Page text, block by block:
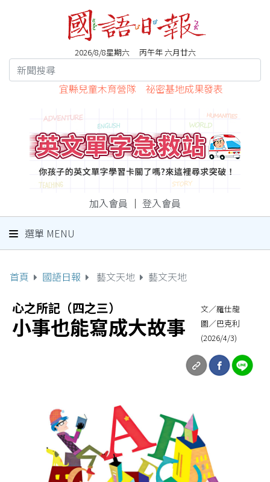
2026/8/8星期六 丙午年 六月廿六
宜縣兒童木育營隊 祕密基地成果發表
加入會員 ｜ 登入會員
選單 MENU
首頁 國語日報 藝文天地 藝文天地
心之所記（四之三）
小事也能寫成大故事
文／羅仕龍
圖／巴克利
(2026/4/3)